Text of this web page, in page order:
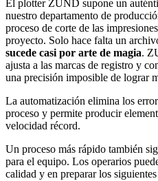
El plotter ZUND supone un
nuestro departamento de
proceso de corte de las
proyecto. Solo hace falta un
sucede casi por arte de magia.
ajusta a las marcas de registro y
una precisión imposible de lograr
La automatización elimina los
proceso y permite producir
velocidad récord.
Un proceso más rápido también
para el equipo. Los operarios
calidad y en preparar los